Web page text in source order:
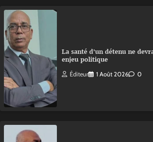
La santé d’un détenu ne
enjeu politique
Éditeur 1 Août 2026 0